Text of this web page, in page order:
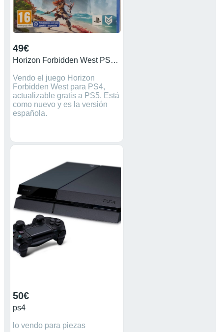
49€
Horizon Forbidden West PS4/PS5 COMO NUEVO
Vendo el juego Horizon
Forbidden West para PS4,
actualizable gratis a PS5. Está
como nuevo y es la versión
española.
50€
ps4
lo vendo para piezas